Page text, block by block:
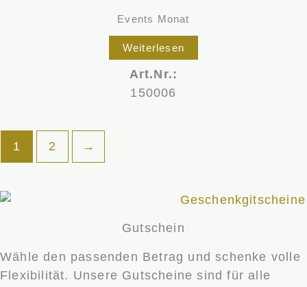
Events Monat
Weiterlesen
Art.Nr.:
150006
1 2 →
Gutschein
Wähle den passenden Betrag und schenke volle
Flexibilität. Unsere Gutscheine sind für alle